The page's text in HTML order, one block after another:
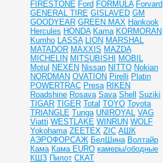
FIRESTONE Ford FORMULA Forvard
GENERAL TIRE GISLAVED GM
GOODYEAR GREEN MAX Hankook
Hercules HONDA Kama KORMORAN
Kumho LASSA LION MARSHAL
MATADOR MAXXIS MAZDA
MICHELIN MITSUBISHI MOBIL
Motul NEXEN Nissan NITTO Nokian
NORDMAN OVATION Pirelli Platin
POWERTRAC Presa RIKEN
Roadshine Rosava Sava Shell Suziki
TIGAR TIGER Total TOYO Toyota
TRIANGLE Tunga UNIROYAL VAG
Viatti WESTLAKE WINRUN WOLF
Yokohama ZEETEX ZIC АШК
АЭРОФОРСАЖ БелШина Волтайр
Кама Кама EURO камеры/ободные
КШЗ Пилот СКАТ